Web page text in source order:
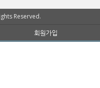
Reserved.
회원가입